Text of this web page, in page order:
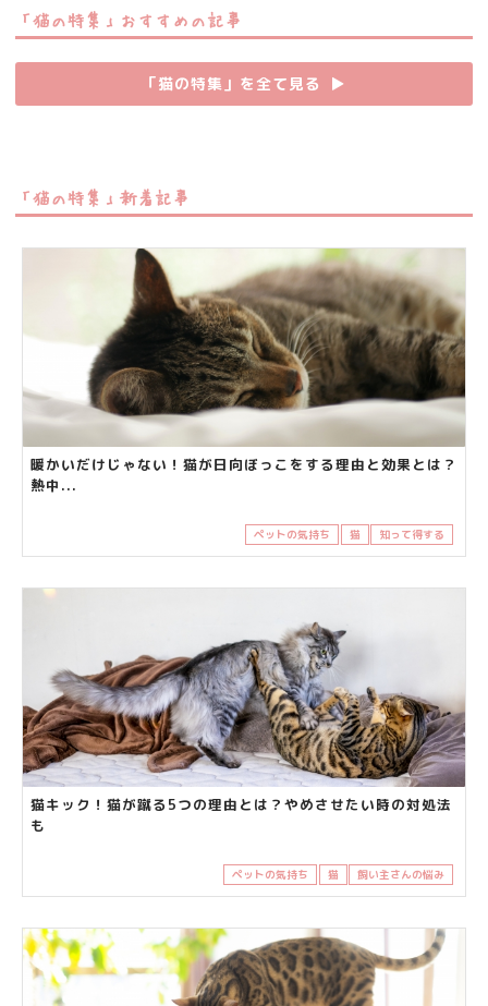
「猫の特集」おすすめの記事
「猫の特集」を全て見る ▶︎
「猫の特集」新着記事
暖かいだけじゃない！猫が日向ぼっこをする理由と効果とは？
熱中...
ペットの気持ち 猫 知って得する
猫キック！猫が蹴る5つの理由とは？やめさせたい時の対処法
も
ペットの気持ち 猫 飼い主さんの悩み